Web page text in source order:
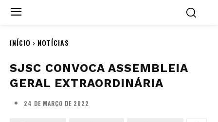
INÍCIO NOTÍCIAS
SJSC CONVOCA ASSEMBLEIA
GERAL EXTRAORDINÁRIA
24 DE MARÇO DE 2022